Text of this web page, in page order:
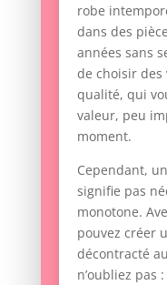
robe
dans des
années sans
de choisir des
qualité, qui
valeur, peu
moment.
Cependant,
signifie pas
monotone.
pouvez créer
décontracté
n’oubliez pas